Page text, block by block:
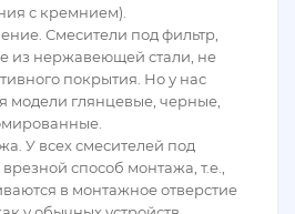
с кремнием).
Смесители под фильтр,
из нержавеющей стали, не
покрытия. Но у нас
модели глянцевые, черные,
У всех смесителей под
способ монтажа, т.е.,
в монтажное отверстие